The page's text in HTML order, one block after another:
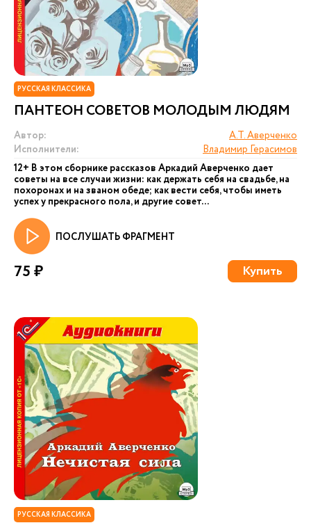
РУССКАЯ КЛАССИКА
ПАНТЕОН СОВЕТОВ МОЛОДЫМ ЛЮДЯМ
Автор:
А.Т. Аверченко
Исполнители:
Владимир Герасимов
12+ В этом сборнике рассказов Аркадий Аверченко дает
советы на все случаи жизни: как держать себя на свадьбе, на
похоронах и на званом обеде; как вести себя, чтобы иметь
успех у прекрасного пола, и другие совет...
ПОСЛУШАТЬ ФРАГМЕНТ
75 ₽ Купить
РУССКАЯ КЛАССИКА